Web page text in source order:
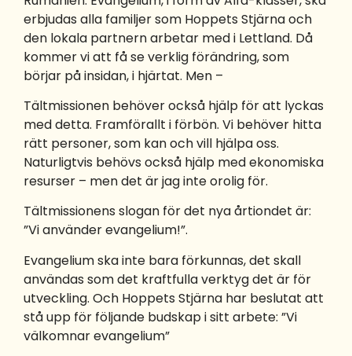
erbjudas alla familjer som Hoppets Stjärna och
den lokala partnern arbetar med i Lettland. Då
kommer vi att få se verklig förändring, som
börjar på insidan, i hjärtat. Men –
Tältmissionen behöver också hjälp för att lyckas
med detta. Framförallt i förbön. Vi behöver hitta
rätt personer, som kan och vill hjälpa oss.
Naturligtvis behövs också hjälp med ekonomiska
resurser – men det är jag inte orolig för.
Tältmissionens slogan för det nya årtiondet är:
”Vi använder evangelium!”.
Evangelium ska inte bara förkunnas, det skall
användas som det kraftfulla verktyg det är för
utveckling. Och Hoppets Stjärna har beslutat att
stå upp för följande budskap i sitt arbete: ”Vi
välkomnar evangelium”